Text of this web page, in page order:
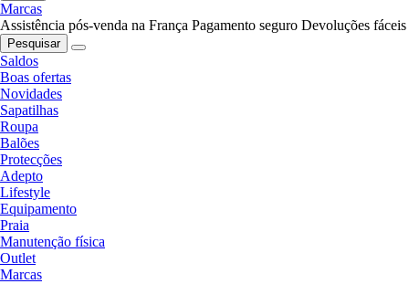
Marcas
Assistência pós-venda na França Pagamento seguro Devoluções fáceis
Pesquisar
Saldos
Boas ofertas
Novidades
Sapatilhas
Roupa
Balões
Protecções
Adepto
Lifestyle
Equipamento
Praia
Manutenção física
Outlet
Marcas